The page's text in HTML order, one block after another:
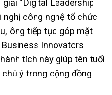
“Digital Leadership
nghị công nghệ tổ chức
ông tiếp tục góp mặt
Innovators
tích này giúp tên tuổi
ý trong cộng đồng